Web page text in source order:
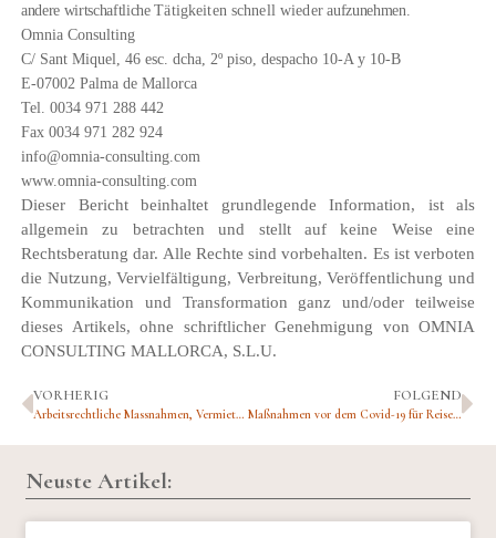
andere wirtschaftlicheTätigkeiten schnell wiederaufzunehmen.
Omnia Consulting
C/ Sant Miquel, 46 esc. dcha, 2º piso, despacho 10-A y 10-B
E-07002 Palma de Mallorca
Tel. 0034 971 288 442
Fax 0034 971 282 924
info@omnia-consulting.com
www.omnia-consulting.com
Dieser Bericht beinhaltet grundlegende Information, ist als
allgemein zu betrachten und stellt auf keine Weise eine
Rechtsberatung dar. Alle Rechte sind vorbehalten. Es ist verboten
die Nutzung, Vervielfältigung, Verbreitung, Veröffentlichung und
Kommunikation und Transformation ganz und/oder teilweise
dieses Artikels, ohne schriftlicher Genehmigung von OMNIA
CONSULTING MALLORCA, S.L.U.
VORHERIG
Arbeitsrechtliche Massnahmen, Vermietungen von Wohnungen, Massnahmen für Verbraucher und Nutzer
FOLGEND
Maßnahmen vor dem Covid-19 für Reisebüros und Organisatoren
Neuste Artikel: